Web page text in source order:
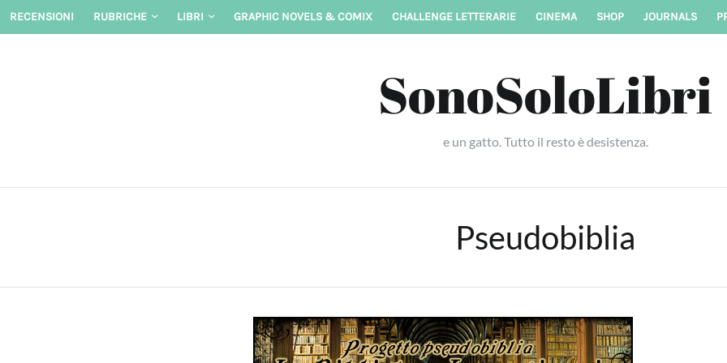
Skip
RECENSIONI RUBRICHE LIBRI GRAPHIC NOVELS & COMIX CHALLENGE LETTERARIE CINEMA SHOP JOURNALS
SonoSoloLibri
e un gatto. Tutto il resto è desistenza.
Pseudobiblia